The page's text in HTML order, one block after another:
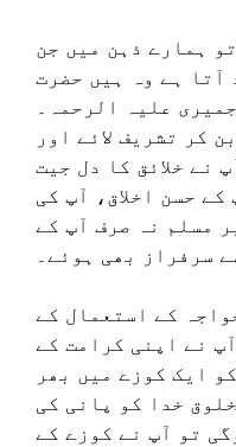
ہمارے ذہن میں جن
آتا ہے وہ ہیں حضرت
علیہ الرحمہ۔
کر تشریف لائے اور
نے خلائق کا دل جیت
حسن اخلاق، آپ کی
مسلم نہ صرف آپ کے
سرفراز بھی ہوئے۔
کے استعمال کے
نے اپنی کرامت کے
ایک کوزے میں بھر
خدا کو پانی کی
تو آپ نے کوزے کے